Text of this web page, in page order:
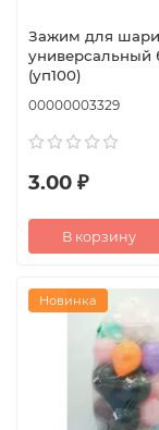
Зажим для
универсальный
(уп100)
00000003329
3.00 ₽
В корзину
Новинка